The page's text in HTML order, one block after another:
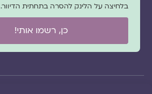
בלחיצה על הלינק להסרה בתחתית הדיוור.
כן, רשמו אותי!